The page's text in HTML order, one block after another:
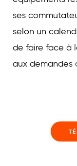
ses
selon un
de faire face à
aux demandes